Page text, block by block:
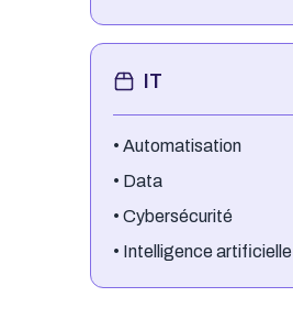
IT
• Automatisation
• Data
• Cybersécurité
• Intelligence artificielle